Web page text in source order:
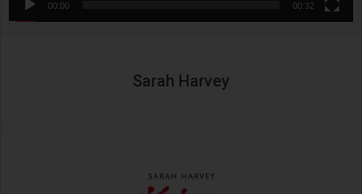
00:00 00:32
Sarah Harvey